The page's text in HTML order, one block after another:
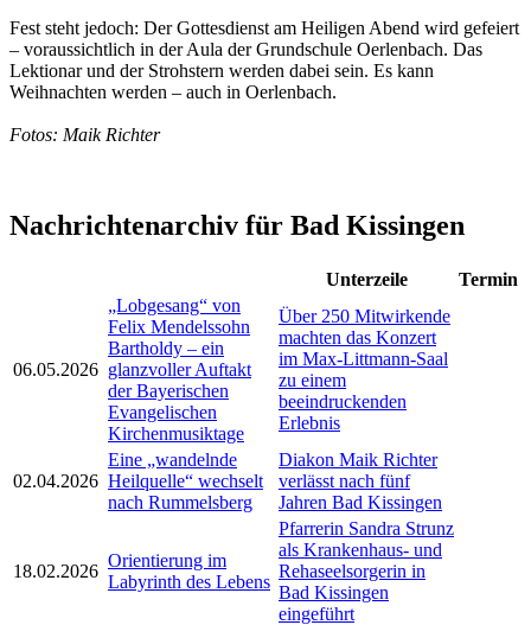
Fest steht jedoch: Der Gottesdienst am Heiligen Abend wird gefeiert
– voraussichtlich in der Aula der Grundschule Oerlenbach. Das
Lektionar und der Strohstern werden dabei sein. Es kann
Weihnachten werden – auch in Oerlenbach.
Fotos: Maik Richter
Nachrichtenarchiv für Bad Kissingen
Unterzeile Termin
06.05.2026
„Lobgesang“ von
Felix Mendelssohn
Bartholdy – ein
glanzvoller Auftakt
der Bayerischen
Evangelischen
Kirchenmusiktage
Über 250 Mitwirkende
machten das Konzert
im Max-Littmann-Saal
zu einem
beeindruckenden
Erlebnis
02.04.2026
Eine „wandelnde
Heilquelle“ wechselt
nach Rummelsberg
Diakon Maik Richter
verlässt nach fünf
Jahren Bad Kissingen
18.02.2026
Orientierung im
Labyrinth des Lebens
Pfarrerin Sandra Strunz
als Krankenhaus- und
Rehaseelsorgerin in
Bad Kissingen
eingeführt